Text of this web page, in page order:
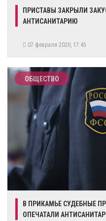
ПРИСТАВЫ ЗАКРЫЛИ
АНТИСАНИТАРИЮ
07 февраля 2020, 17:45
ОБЩЕСТВО
В ПРИКАМЬЕ СУДЕБНЫЕ
ОПЕЧАТАЛИ